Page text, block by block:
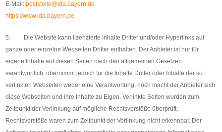
E-Mail:poststelle@lda.bayern.de
https://www.lda.bayern.de
5. Die Website kann lizenzierte Inhalte Dritter und/oder Hyperlinks auf
ganze oder einzelne Webseiten Dritter enthalten. Der Anbieter ist nur für
eigene Inhalte auf diesen Seiten nach den allgemeinen Gesetzen
verantwortlich, übernimmt jedoch für die Inhalte Dritter oder Inhalte der so
verlinkten Webseiten weder eine Verantwortung, noch macht der Anbieter sich
diese Webseiten und ihre Inhalte zu Eigen. Verlinkte Seiten wurden zum
Zeitpunkt der Verlinkung auf mögliche Rechtsverstöße überprüft,
Rechtsverstöße waren zum Zeitpunkt der Verlinkung nicht erkennbar. Der